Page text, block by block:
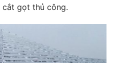
cắt gọt thủ công.